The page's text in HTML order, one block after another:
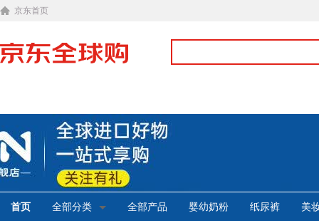
京东首页
首页 全部分类 全部产品 婴幼奶粉 纸尿裤 美